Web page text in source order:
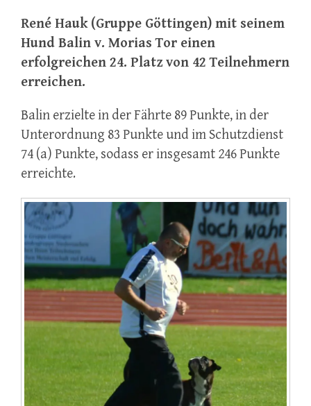
René Hauk (Gruppe Göttingen) mit seinem
Hund Balin v. Morias Tor einen
erfolgreichen 24. Platz von 42 Teilnehmern
erreichen.
Balin erzielte in der Fährte 89 Punkte, in der
Unterordnung 83 Punkte und im Schutzdienst
74 (a) Punkte, sodass er insgesamt 246 Punkte
erreichte.